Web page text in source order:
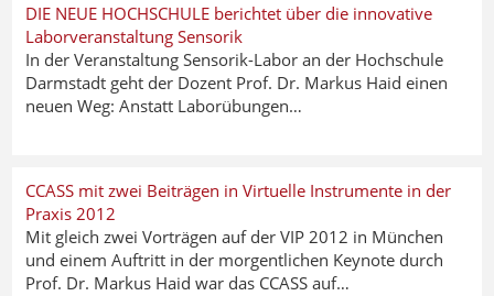
DIE NEUE HOCHSCHULE berichtet über die innovative
Laborveranstaltung Sensorik
In der Veranstaltung Sensorik-Labor an der Hochschule
Darmstadt geht der Dozent Prof. Dr. Markus Haid einen
neuen Weg: Anstatt Laborübungen…
CCASS mit zwei Beiträgen in Virtuelle Instrumente in der
Praxis 2012
Mit gleich zwei Vorträgen auf der VIP 2012 in München
und einem Auftritt in der morgentlichen Keynote durch
Prof. Dr. Markus Haid war das CCASS auf…